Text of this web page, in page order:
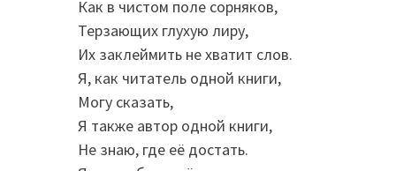
Как в чистом поле сорняков,
Терзающих глухую лиру,
Их заклеймить не хватит слов.
Я, как читатель одной книги,
Могу сказать,
Я также автор одной книги,
Не знаю, где её достать.